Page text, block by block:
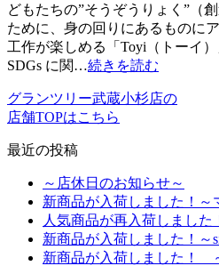
どもたちの”そうぞうりょく”（
ために、身の回りにあるものに
工作が楽しめる「Toyi（トーイ
SDGs に関…続きを読む
グランツリー武蔵小杉店の
店舗TOPはこちら
最近の投稿
～店休日のお知らせ～
新商品が入荷しました！～
人気商品が再入荷しました
新商品が入荷しました！～
新商品が入荷しました！